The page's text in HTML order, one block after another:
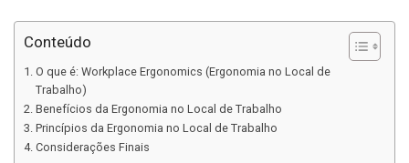
Conteúdo
O que é: Workplace Ergonomics (Ergonomia no Local de
Trabalho)
Benefícios da Ergonomia no Local de Trabalho
Princípios da Ergonomia no Local de Trabalho
Considerações Finais